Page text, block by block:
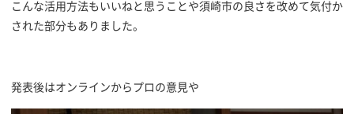
こんな活用方法もいいねと思うことや須崎市の良さを改めて気付か
された部分もありました。
発表後はオンラインからプロの意見や